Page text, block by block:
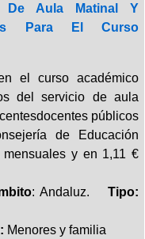
De Aula Matinal Y
Para El Curso
el curso académico
del servicio de aula
públicos
de Educación
y en 1,11 €
: Andaluz.Tipo:
Menores y familia